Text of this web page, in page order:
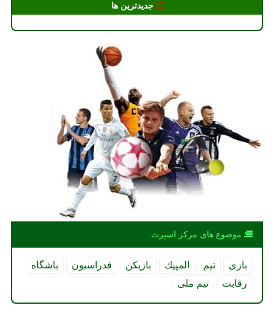
جدیدترین ها
موضوع های مركز اسپرت
بازی تیم المپیك بازیكن فدراسیون
باشگاه
رقابت
تیم ملی